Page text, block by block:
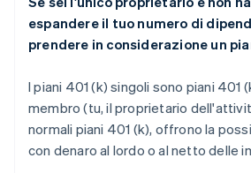
espandere il tuo numero di
prendere in considerazione un
I piani 401 (k) singoli sono piani 401
membro (tu, il proprietario
normali piani 401 (k), offrono la
con denaro al lordo o al netto delle